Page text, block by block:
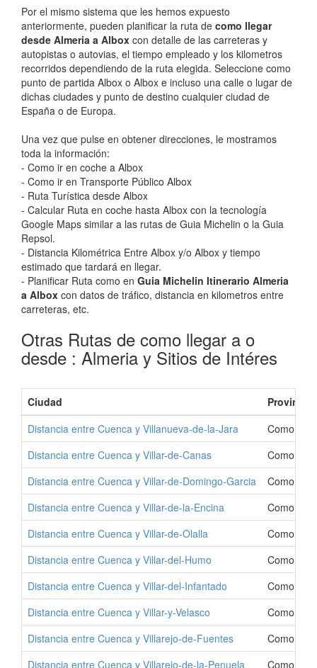
Por el mismo sistema que les hemos expuesto
anteriormente, pueden planificar la ruta de como llegar
desde Almeria a Albox con detalle de las carreteras y
autopistas o autovias, el tiempo empleado y los kilometros
recorridos dependiendo de la ruta elegida. Seleccione como
punto de partida Albox o Albox e incluso una calle o lugar de
dichas ciudades y punto de destino cualquier ciudad de
España o de Europa.
Una vez que pulse en obtener direcciones, le mostramos
toda la información:
- Como ir en coche a Albox
- Como ir en Transporte Público Albox
- Ruta Turística desde Albox
- Calcular Ruta en coche hasta Albox con la tecnología
Google Maps similar a las rutas de Guia Michelin o la Guia
Repsol.
- Distancia Kilométrica Entre Albox y/o Albox y tiempo
estimado que tardará en llegar.
- Planificar Ruta como en Guia Michelin Itinerario Almeria
a Albox con datos de tráfico, distancia en kilometros entre
carreteras, etc.
Otras Rutas de como llegar a o
desde : Almeria y Sitios de Intéres
Ciudad
Provincia
Distancia entre Cuenca y Villanueva-de-la-Jara
Como Ir a
Distancia entre Cuenca y Villar-de-Canas
Como Ir a
Distancia entre Cuenca y Villar-de-Domingo-Garcia
Como Ir a
Distancia entre Cuenca y Villar-de-la-Encina
Como Ir a
Distancia entre Cuenca y Villar-de-Olalla
Como Ir a
Distancia entre Cuenca y Villar-del-Humo
Como Ir a
Distancia entre Cuenca y Villar-del-Infantado
Como Ir a
Distancia entre Cuenca y Villar-y-Velasco
Como Ir a
Distancia entre Cuenca y Villarejo-de-Fuentes
Como Ir a
Distancia entre Cuenca y Villarejo-de-la-Penuela
Como Ir a